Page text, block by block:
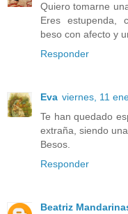
Quiero tomarne
Eres estupenda,
beso con afecto y
Responder
Eva viernes, 11
Te han quedado
extraña, siendo
Besos.
Responder
Beatriz